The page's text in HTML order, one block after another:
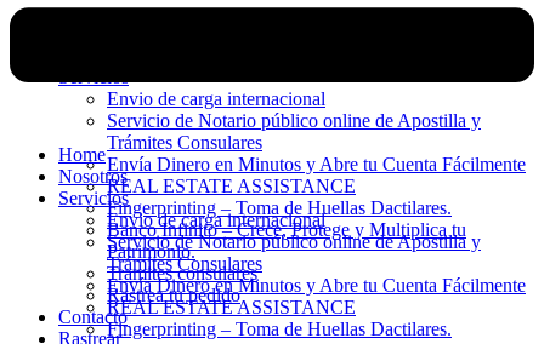
Envio de carga internacional
Servicio de Notario público online de Apostilla y
Trámites Consulares
Envía Dinero en Minutos y Abre tu Cuenta Fácilmente
REAL ESTATE ASSISTANCE
Fingerprinting – Toma de Huellas Dactilares.
Banco Infinito – Crece, Protege y Multiplica tu
Patrimonio.
Tramites consulares
Rastrea tu pedido
Contacto
Rastrear
Home
Nosotros
Servicios
Envio de carga internacional
Servicio de Notario público online de Apostilla y
Trámites Consulares
Envía Dinero en Minutos y Abre tu Cuenta Fácilmente
REAL ESTATE ASSISTANCE
Fingerprinting – Toma de Huellas Dactilares.